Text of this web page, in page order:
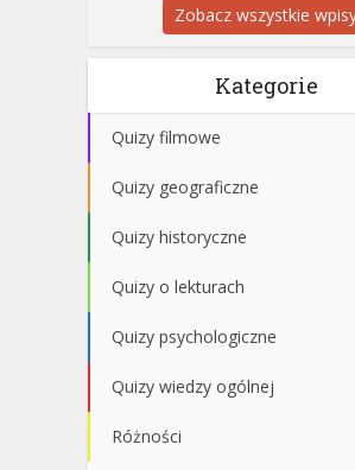
Zobacz wszystkie
Kategorie
Quizy filmowe
Quizy geograficzne
Quizy historyczne
Quizy o lekturach
Quizy psychologiczne
Quizy wiedzy ogólnej
Różności